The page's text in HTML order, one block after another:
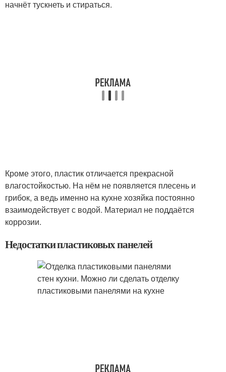
начнёт тускнеть и стираться.
Кроме этого, пластик отличается прекрасной
влагостойкостью. На нём не появляется плесень и
грибок, а ведь именно на кухне хозяйка постоянно
взаимодействует с водой. Материал не поддаётся
коррозии.
Недостатки пластиковых панелей